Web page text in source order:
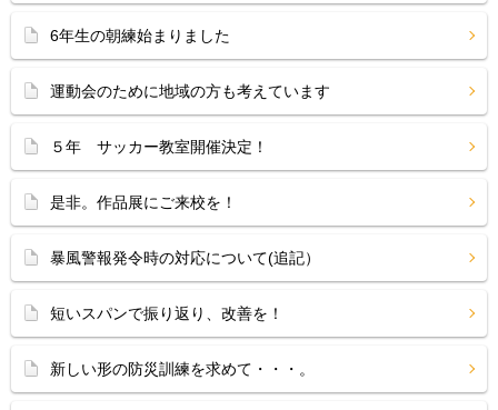
6年生の朝練始まりました
運動会のために地域の方も考えています
５年 サッカー教室開催決定！
是非。作品展にご来校を！
暴風警報発令時の対応について(追記）
短いスパンで振り返り、改善を！
新しい形の防災訓練を求めて・・・。